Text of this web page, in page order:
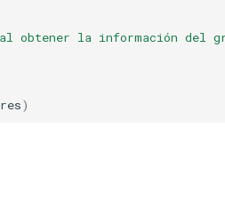
obtener la información del
res)